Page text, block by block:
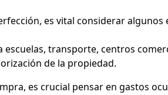
es vital considerar algunos
escuelas, transporte, centros
de la propiedad.
es crucial pensar en gastos